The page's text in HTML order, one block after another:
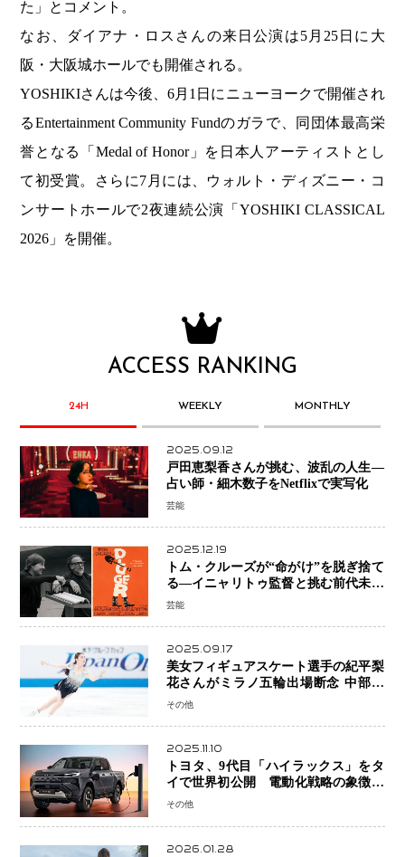
た」とコメント。
なお、ダイアナ・ロスさんの来日公演は5月25日に大
阪・大阪城ホールでも開催される。
YOSHIKIさんは今後、6月1日にニューヨークで開催され
るEntertainment Community Fundのガラで、同団体最高栄
誉となる「Medal of Honor」を日本人アーティストとし
て初受賞。さらに7月には、ウォルト・ディズニー・コ
ンサートホールで2夜連続公演「YOSHIKI CLASSICAL
2026」を開催。
ACCESS RANKING
24H WEEKLY MONTHLY
2025.09.12
戸田恵梨香さんが挑む、波乱の人生―
占い師・細木数子をNetflixで実写化
芸能
2025.12.19
トム・クルーズが“命がけ”を脱ぎ捨て
る―イニャリトゥ監督と挑む前代未聞
の大惨事コメディ「DIGGER ディガ
芸能
2025.09.17
美女フィギュアスケート選手の紀平梨
花さんがミラノ五輪出場断念 中部選
手権欠場を発表「安全最優先の判断」
その他
2025.11.10
トヨタ、9代目「ハイラックス」をタ
イで世界初公開 電動化戦略の象徴と
なるBEVモデルを初設定
その他
2026.01.28